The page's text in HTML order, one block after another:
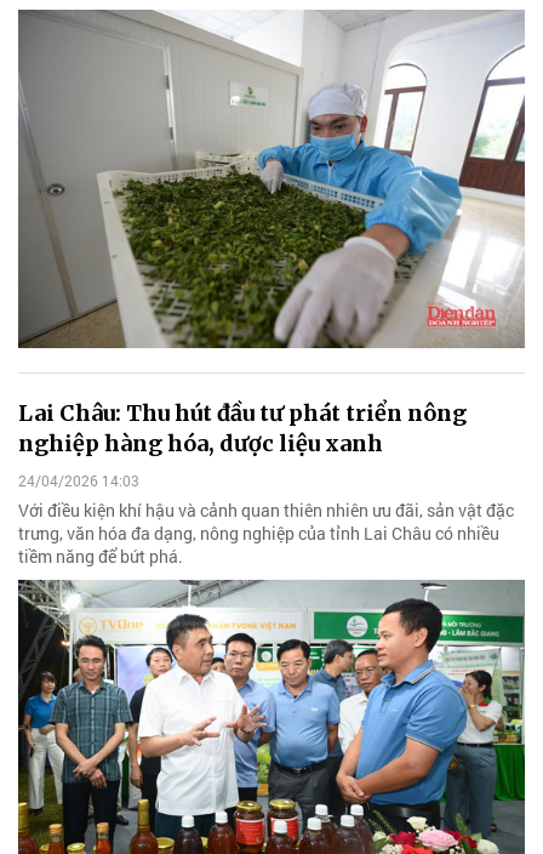
Lai Châu: Thu hút đầu tư phát triển nông
nghiệp hàng hóa, dược liệu xanh
24/04/2026 14:03
Với điều kiện khí hậu và cảnh quan thiên nhiên ưu đãi, sản vật đặc
trưng, văn hóa đa dạng, nông nghiệp của tỉnh Lai Châu có nhiều
tiềm năng để bứt phá.